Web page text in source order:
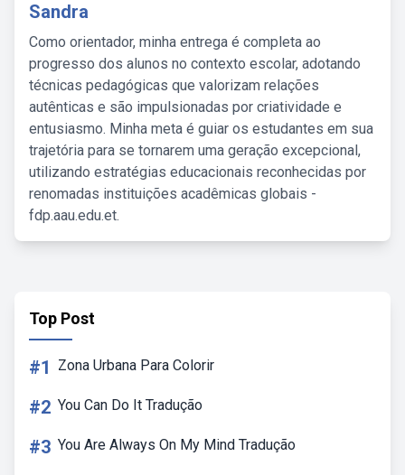
Sandra
Como orientador, minha entrega é completa ao
progresso dos alunos no contexto escolar, adotando
técnicas pedagógicas que valorizam relações
autênticas e são impulsionadas por criatividade e
entusiasmo. Minha meta é guiar os estudantes em sua
trajetória para se tornarem uma geração excepcional,
utilizando estratégias educacionais reconhecidas por
renomadas instituições acadêmicas globais -
fdp.aau.edu.et.
Top Post
#1 Zona Urbana Para Colorir
#2 You Can Do It Tradução
#3 You Are Always On My Mind Tradução